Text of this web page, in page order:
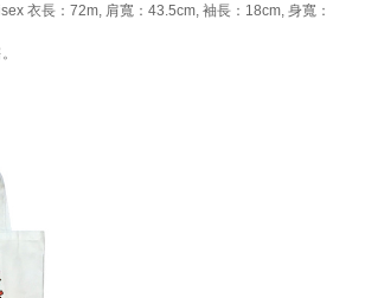
衣長：72m, 肩寬：43.5cm, 袖長：18cm, 身寬：